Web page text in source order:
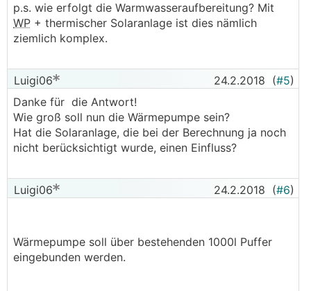
p.s. wie erfolgt die Warmwasseraufbereitung? Mit
WP + thermischer Solaranlage ist dies nämlich
ziemlich komplex.
Luigi06 24.2.2018 (#5)
Danke für die Antwort!
Wie groß soll nun die Wärmepumpe sein?
Hat die Solaranlage, die bei der Berechnung ja noch
nicht berücksichtigt wurde, einen Einfluss?
Luigi06 24.2.2018 (#6)
Wärmepumpe soll über bestehenden 1000l Puffer
eingebunden werden.